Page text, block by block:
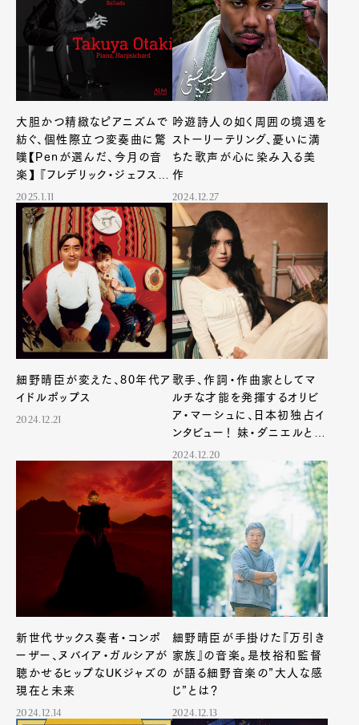
大胆かつ精緻なピアニズムで
紡ぐ、個性際立つ変奏曲に驚
嘆【Penが選んだ、今月の音
楽】 『フレデリック・ジェフス
キ: 「不屈の民」変奏曲/ノー
ス・アメリカン・バラード〈全6
曲〉』
2025.1.11
吟遊詩人の如く周囲の境遇を
ストーリーテリング、憂いに満
ちた歌声が心に染み入る美
作
2024.12.27
細野晴臣が変えた、80年代ア
イドルポップス
2024.12.21
歌手、作詞・作曲家としてマ
ルチな才能を発揮するオリビ
ア・マーシュに、日本初独占イ
ンタビュー！ 妹・ダニエルとの
思い出も語る
2024.12.20
新世代サックス奏者・コンポ
ーザー、ヌバイア・ガルシアが
聴かせるヒップなUKジャズの
現在と未来
2024.12.14
細野晴臣が手掛けた『万引き
家族』の音楽。是枝裕和監督
が語る細野音楽の”大人な感
じ”とは？
2024.12.13